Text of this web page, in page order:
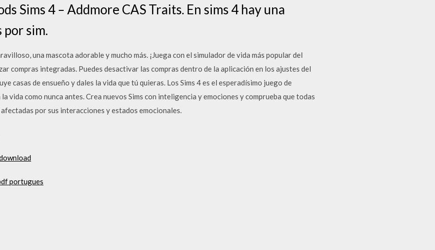
Sims 4 – Addmore CAS Traits. En sims 4 hay una
por sim.
una mascota adorable y mucho más. ¡Juega con el simulador de vida más popular del
compras integradas. Puedes desactivar las compras dentro de la aplicación en los ajustes del
casas de ensueño y dales la vida que tú quieras. Los Sims 4 es el esperadísimo juego de
vida como nunca antes. Crea nuevos Sims con inteligencia y emociones y comprueba que todas
por sus interacciones y estados emocionales.
portugues